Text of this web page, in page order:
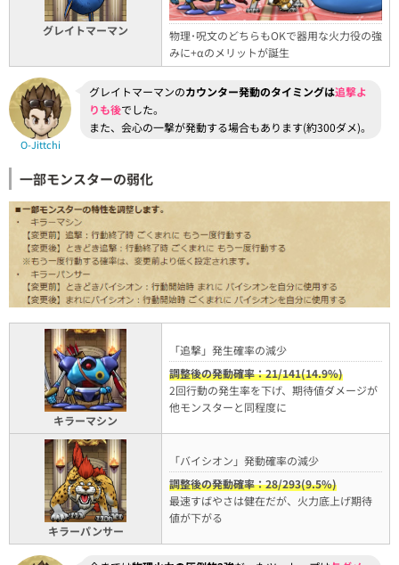
グレイトマーマン
物理･呪文のどちらもOKで器用な火力役の強
みに+αのメリットが誕生
O-Jittchi
グレイトマーマンのカウンター発動のタイミングは追撃よ
りも後でした。
また、会心の一撃が発動する場合もあります(約300ダメ)。
一部モンスターの弱化
キラーマシン
「追撃」発生確率の減少
調整後の発動確率：21/141(14.9%)
2回行動の発生率を下げ、期待値ダメージが
他モンスターと同程度に
キラーパンサー
「バイシオン」発動確率の減少
調整後の発動確率：28/293(9.5%)
最速すばやさは健在だが、火力底上げ期待
値が下がる